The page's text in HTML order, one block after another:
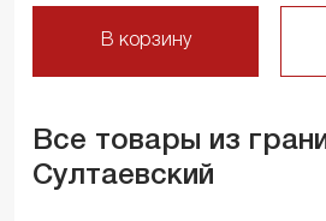
В корзину
Все товары из
Султаевский